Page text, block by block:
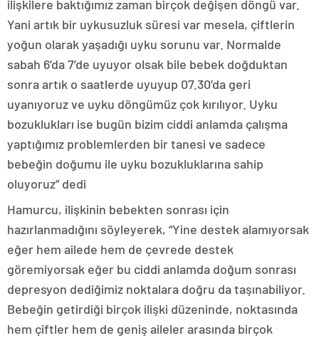
ilişkilere baktığımız zaman birçok değişen döngü var.
Yani artık bir uykusuzluk süresi var mesela, çiftlerin
yoğun olarak yaşadığı uyku sorunu var. Normalde
sabah 6’da 7’de uyuyor olsak bile bebek doğduktan
sonra artık o saatlerde uyuyup 07.30’da geri
uyanıyoruz ve uyku döngümüz çok kırılıyor. Uyku
bozuklukları ise bugün bizim ciddi anlamda çalışma
yaptığımız problemlerden bir tanesi ve sadece
bebeğin doğumu ile uyku bozukluklarına sahip
oluyoruz” dedi
Hamurcu, ilişkinin bebekten sonrası için
hazırlanmadığını söyleyerek, “Yine destek alamıyorsak
eğer hem ailede hem de çevrede destek
göremiyorsak eğer bu ciddi anlamda doğum sonrası
depresyon dediğimiz noktalara doğru da taşınabiliyor.
Bebeğin getirdiği birçok ilişki düzeninde, noktasında
hem çiftler hem de geniş aileler arasında birçok